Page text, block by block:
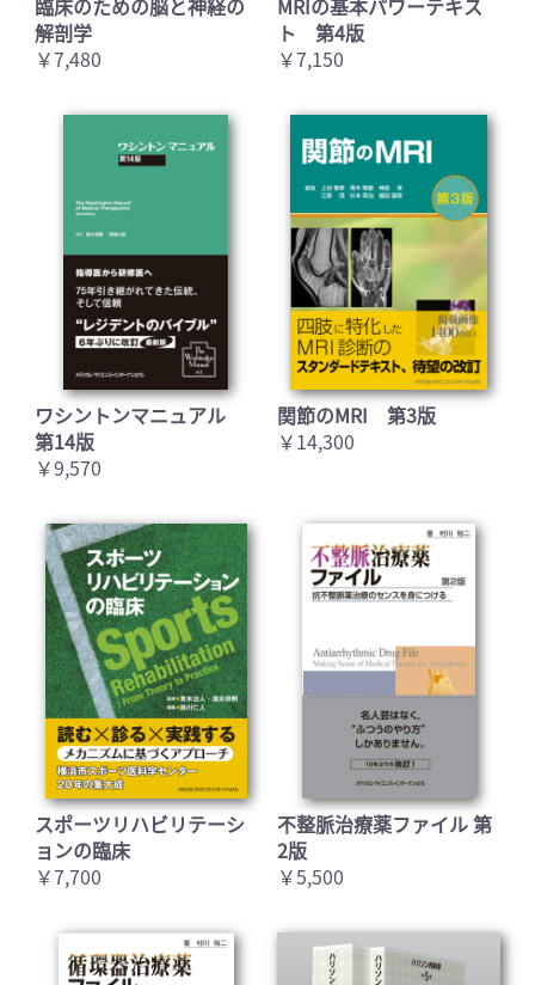
解剖学
￥7,480
ト 第4版
￥7,150
ワシントンマニュアル
第14版
￥9,570
関節のMRI 第3版
￥14,300
スポーツリハビリテーシ
ョンの臨床
￥7,700
不整脈治療薬ファイル 第
2版
￥5,500